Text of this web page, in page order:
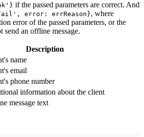
if the passed parameters are correct. And
error: errReason}, where
error of the passed parameters, or the
send an offline message.
Description
name
email
phone number
information about the client
message text